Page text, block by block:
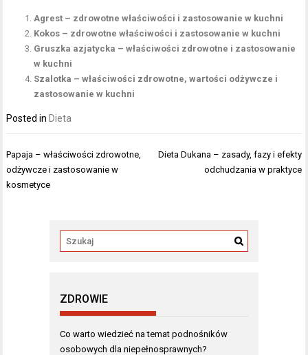
Agrest – zdrowotne właściwości i zastosowanie w kuchni
Kokos – zdrowotne właściwości i zastosowanie w kuchni
Gruszka azjatycka – właściwości zdrowotne i zastosowanie
w kuchni
Szalotka – właściwości zdrowotne, wartości odżywcze i
zastosowanie w kuchni
Posted in Dieta
Nawigacja
wpisu
Papaja – właściwości zdrowotne,
odżywcze i zastosowanie w
kosmetyce
Dieta Dukana – zasady, fazy i efekty
odchudzania w praktyce
ZDROWIE
Co warto wiedzieć na temat podnośników
osobowych dla niepełnosprawnych?